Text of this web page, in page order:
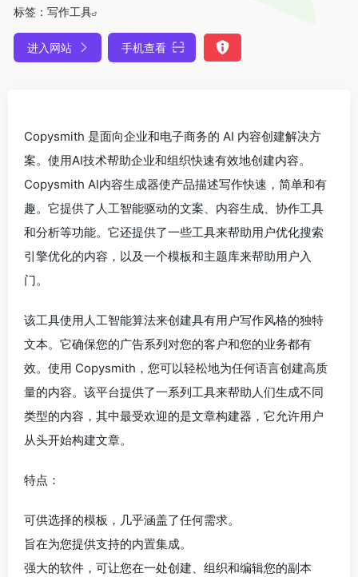
标签： 写作工具
进入网站 手机查看
Copysmith 是面向企业和电子商务的 AI 内容创建解决方
案。使用AI技术帮助企业和组织快速有效地创建内容。
Copysmith AI内容生成器使产品描述写作快速，简单和有
趣。它提供了人工智能驱动的文案、内容生成、协作工具
和分析等功能。它还提供了一些工具来帮助用户优化搜索
引擎优化的内容，以及一个模板和主题库来帮助用户入
门。
该工具使用人工智能算法来创建具有用户写作风格的独特
文本。它确保您的广告系列对您的客户和您的业务都有
效。使用 Copysmith，您可以轻松地为任何语言创建高质
量的内容。该平台提供了一系列工具来帮助人们生成不同
类型的内容，其中最受欢迎的是文章构建器，它允许用户
从头开始构建文章。
特点：
可供选择的模板，几乎涵盖了任何需求。
旨在为您提供支持的内置集成。
强大的软件，可让您在一处创建、组织和编辑您的副本